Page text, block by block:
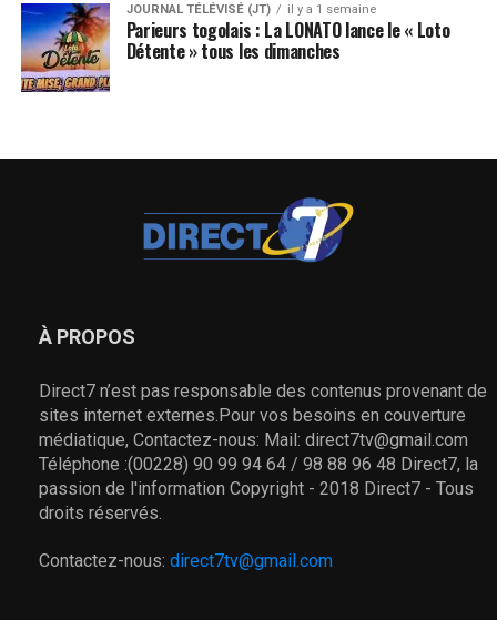
JOURNAL TÉLÉVISÉ (JT) il y a 1 semaine
Parieurs togolais : La LONATO lance le « Loto
Détente » tous les dimanches
À PROPOS
Direct7 n’est pas responsable des contenus provenant de
sites internet externes.Pour vos besoins en couverture
médiatique, Contactez-nous: Mail: direct7tv@gmail.com
Téléphone :(00228) 90 99 94 64 / 98 88 96 48 Direct7, la
passion de l'information Copyright - 2018 Direct7 - Tous
droits réservés.
Contactez-nous: direct7tv@gmail.com